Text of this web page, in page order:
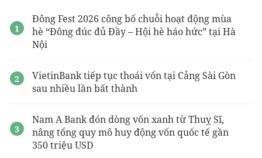
Đông Fest 2026 công bố chuỗi hoạt động mùa
hè “Đông đúc đủ Đầy – Hội hè háo hức” tại Hà
Nội
VietinBank tiếp tục thoái vốn tại Cảng Sài Gòn
sau nhiều lần bất thành
Nam A Bank đón dòng vốn xanh từ Thuỵ Sĩ,
nâng tổng quy mô huy động vốn quốc tế gần
350 triệu USD